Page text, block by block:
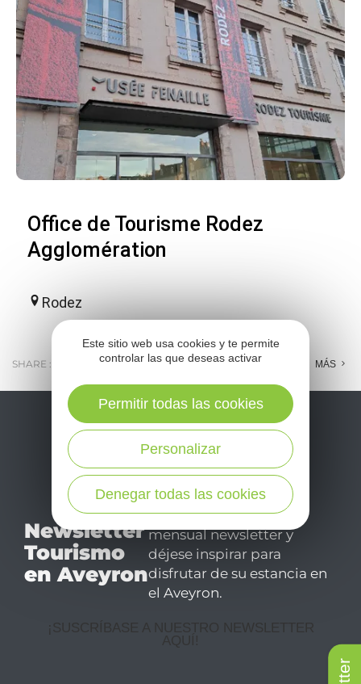
Office de Tourisme Rodez
Agglomération
Rodez
SHARE : E-MAIL MESSENGER FACEBOOK MÁS
Newsletter
Tourismo
en Aveyron
No se pierda nuestro
mensual newsletter y
déjese inspirar para
disfrutar de su estancia en
el Aveyron.
¡SUSCRÍBASE A NUESTRO NEWSLETTER
AQUÍ!
Este sitio web usa cookies y te permite
controlar las que deseas activar
Denegar todas las cookies
Personalizar
Permitir todas las cookies